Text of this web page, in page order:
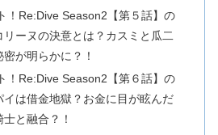
！Re:Dive Season2【第５話】の
ーヌの決意とは？カスミと瓜二
が明らかに？！
！Re:Dive Season2【第６話】の
は借金地獄？お金に目が眩んだ
と融合？！